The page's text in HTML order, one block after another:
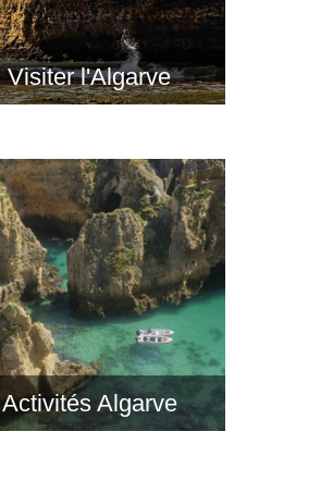
Visiter l'Algarve
Activités Algarve